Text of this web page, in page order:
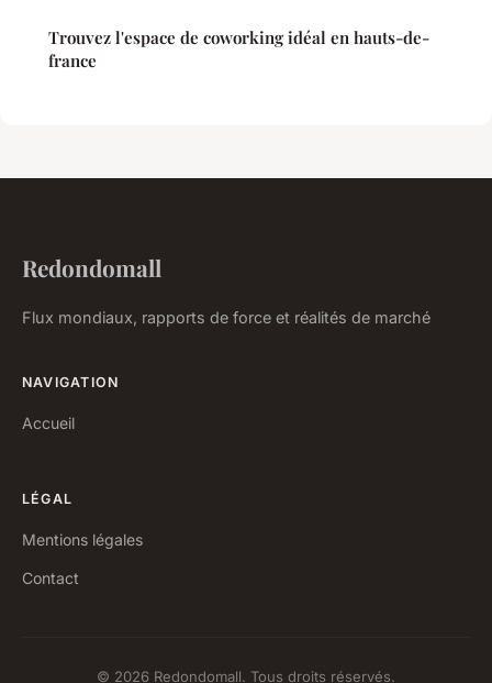
Trouvez l'espace de coworking idéal en hauts-de-
france
Redondomall
Flux mondiaux, rapports de force et réalités de marché
NAVIGATION
Accueil
LÉGAL
Mentions légales
Contact
© 2026 Redondomall. Tous droits réservés.